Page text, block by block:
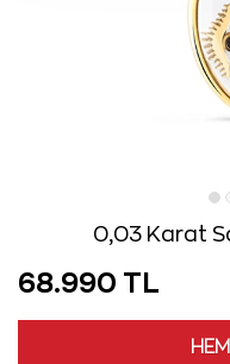
0,03 Karat
68.990 TL